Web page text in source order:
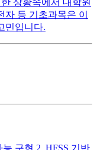
등 기초과목은 이
민입니다.